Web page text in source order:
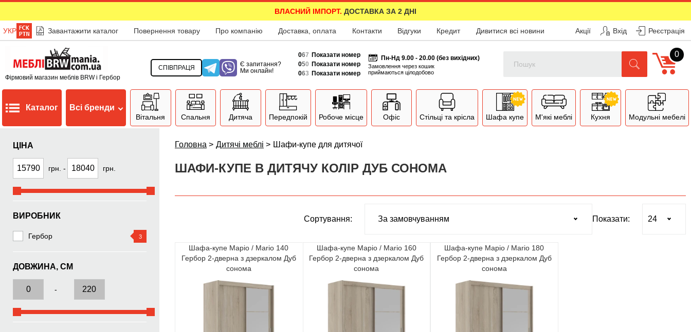
ВЛАСНИЙ ІМПОРТ. ДОСТАВКА ЗА 2 ДНІ
УКР Завантажити каталог Повернення товару Про компанію Доставка, оплата Контакти Відгуки Кредит Дивитися всі новини Акції Вхід Реєстрація
Фірмовий магазин меблів BRW і Гербор
СПІВПРАЦЯ
Є запитання?
Ми онлайн!
067 Показати номер
050 Показати номер
063 Показати номер
Пн-Нд 9.00 - 20.00 (без вихідних)
Замовлення через кошик
приймаються цілодобово
0
Каталог Всі бренди
Вітальня Спальня Дитяча Передпокій Робоче місце Офіс Стільці та крісла Шафа купе М'які меблі Кухня Модульні мебелі
Головна > Дитячі меблі > Шафи-купе для дитячої
ШАФИ-КУПЕ В ДИТЯЧУ КОЛІР ДУБ СОНОМА
Сортування: Показати:
Шафа-купе Маріо / Mario 140
Гербор 2-дверна з дзеркалом Дуб
сонома
Шафа-купе Маріо / Mario 160
Гербор 2-дверна з дзеркалом Дуб
сонома
Шафа-купе Маріо / Mario 180
Гербор 2-дверна з дзеркалом Дуб
сонома
ЦІНА
грн. - грн.
ВИРОБНИК
Гербор 3
ДОВЖИНА, СМ
-